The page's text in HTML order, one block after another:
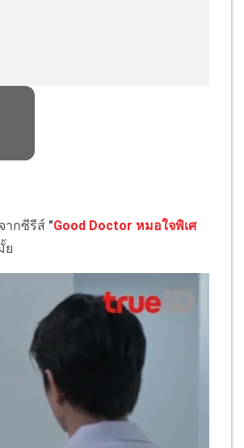
จากซีรีส์ "Good Doctor หมอใจพิเศ
ย